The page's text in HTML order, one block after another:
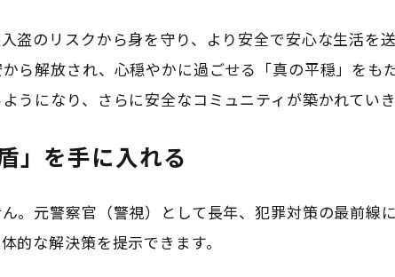
盗のリスクから身を守り、より安全で安心な生活を
ら解放され、心穏やかに過ごせる「真の平穏」をも
になり、さらに安全なコミュニティが築かれていき
」を手に入れる
。元警察官（警視）として長年、犯罪対策の最前線
的な解決策を提示できます。